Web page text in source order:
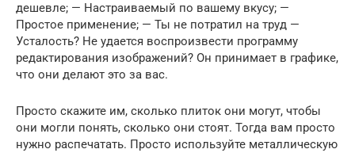
дешевле; — Настраиваемый по вашему вкусу; —
Простое применение; — Ты не потратил на труд —
Усталость? Не удается воспроизвести программу
редактирования изображений? Он принимает в графике,
что они делают это за вас.
Просто скажите им, сколько плиток они могут, чтобы
они могли понять, сколько они стоят. Тогда вам просто
нужно распечатать. Просто используйте металлическую